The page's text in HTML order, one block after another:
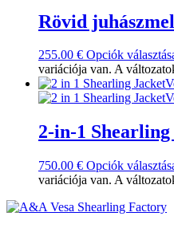
Rövid
255.00 € Opciók
variációja van. A
2-in-1
750.00 € Opciók
variációja van. A